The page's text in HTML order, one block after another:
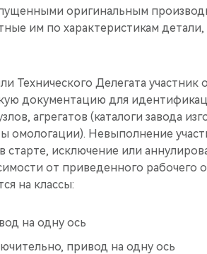
оригинальным
им по характеристикам
Технического Делегата участник
документацию для
агрегатов (каталоги завода
омологации). Невыполнение
старте, исключение или
от приведенного рабочего
на классы:
на одну ось
привод на одну ось